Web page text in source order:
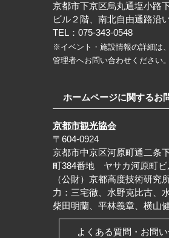
京都市下京区烏丸通塩小路
ビル２階、南北自由通路沿い
TEL：075-343-0548
※イベント・施設情報の詳細は
管理者へお問い合わせください。
ホームページに関するお
京都市観光協会
〒604-0924
京都市中京区河原町通二条
町384番地 ヤサカ河原町ビ
（公財）京都高度技術研究
力：三宅徹、水野克比古、
柴田明蘭、平林義章、横
よくある質問・お問